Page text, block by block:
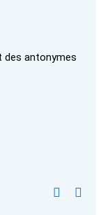
des antonymes